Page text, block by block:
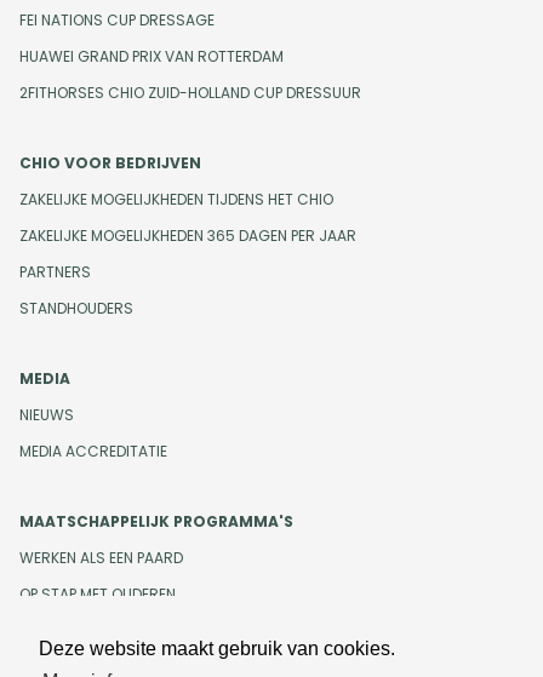
Deze website maakt gebruik van cookies.
FEI NATIONS CUP DRESSAGE
HUAWEI GRAND PRIX VAN ROTTERDAM
2FITHORSES CHIO ZUID-HOLLAND CUP DRESSUUR
CHIO VOOR BEDRIJVEN
ZAKELIJKE MOGELIJKHEDEN TIJDENS HET CHIO
ZAKELIJKE MOGELIJKHEDEN 365 DAGEN PER JAAR
PARTNERS
STANDHOUDERS
MEDIA
NIEUWS
MEDIA ACCREDITATIE
MAATSCHAPPELIJK PROGRAMMA'S
WERKEN ALS EEN PAARD
OP STAP MET OUDEREN